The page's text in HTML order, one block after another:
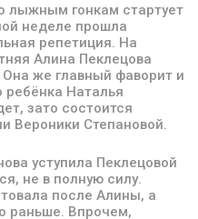
лыжным гонкам стартует
неделе прошла
репетиция. На
Алина Пеклецова
же главный фаворит и
Наталья
зато состоится
Вероники Степановой.
уступила Пеклецовой
не в полную силу.
после Алины, а
раньше. Впрочем,